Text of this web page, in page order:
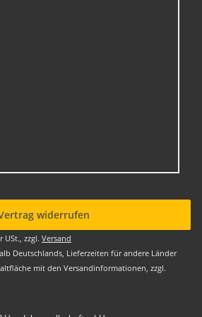
widerrufen
USt., zzgl. Versand
Deutschlands, Lieferzeiten für andere Länder
mit den Versandinformationen, zzgl.